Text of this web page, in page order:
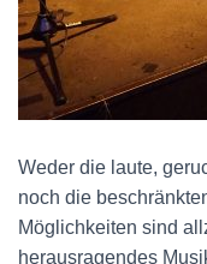
Weder die laute,
noch die
Möglichkeiten sind
herausragendes